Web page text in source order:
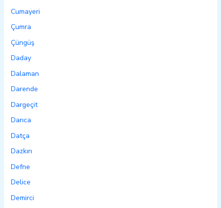
Cumayeri
Çumra
Çüngüş
Daday
Dalaman
Darende
Dargeçit
Darıca
Datça
Dazkırı
Defne
Delice
Demirci